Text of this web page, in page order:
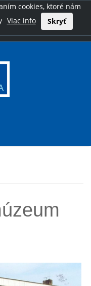
cookies, ktoré nám
Viac info Skryť